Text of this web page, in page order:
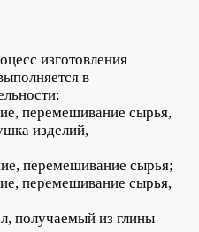
изготовления
в
перемешивание сырья,
изделий,
перемешивание сырья;
перемешивание сырья,
получаемый из глины